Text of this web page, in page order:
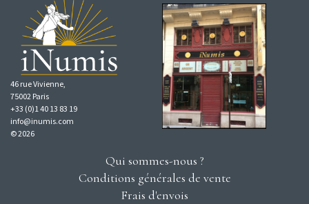
46 rue Vivienne,
75002 Paris
+33 (0)1 40 13 83 19
info@inumis.com
© 2026
Qui sommes-nous ?
Conditions générales de vente
Frais d'envois